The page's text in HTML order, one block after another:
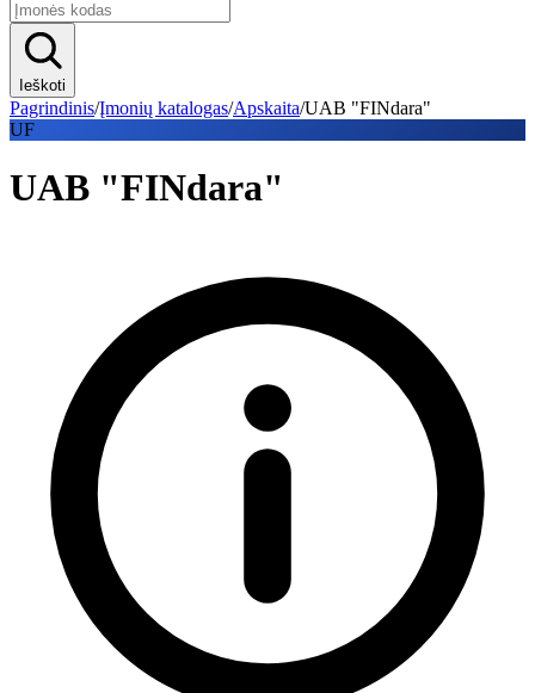
Ieškoti
Pagrindinis/Įmonių katalogas/Apskaita/UAB "FINdara"
UF
UAB "FINdara"